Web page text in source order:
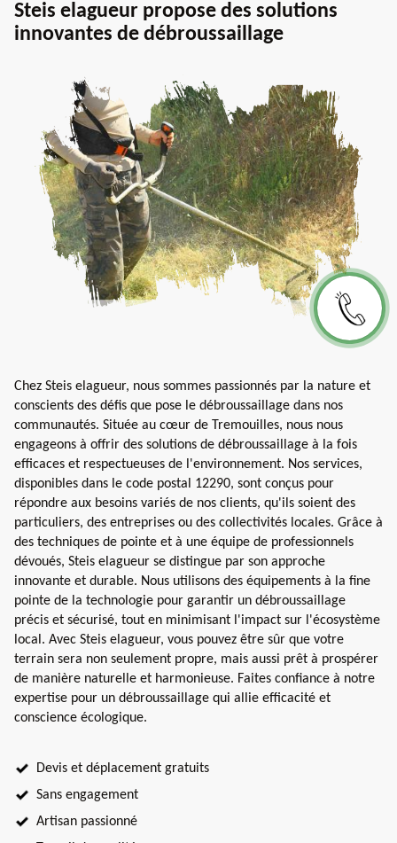
Steis elagueur propose des solutions
innovantes de débroussaillage
Chez Steis elagueur, nous sommes passionnés par la nature et
conscients des défis que pose le débroussaillage dans nos
communautés. Située au cœur de Tremouilles, nous nous
engageons à offrir des solutions de débroussaillage à la fois
efficaces et respectueuses de l'environnement. Nos services,
disponibles dans le code postal 12290, sont conçus pour
répondre aux besoins variés de nos clients, qu'ils soient des
particuliers, des entreprises ou des collectivités locales. Grâce à
des techniques de pointe et à une équipe de professionnels
dévoués, Steis elagueur se distingue par son approche
innovante et durable. Nous utilisons des équipements à la fine
pointe de la technologie pour garantir un débroussaillage
précis et sécurisé, tout en minimisant l'impact sur l'écosystème
local. Avec Steis elagueur, vous pouvez être sûr que votre
terrain sera non seulement propre, mais aussi prêt à prospérer
de manière naturelle et harmonieuse. Faites confiance à notre
expertise pour un débroussaillage qui allie efficacité et
conscience écologique.
Devis et déplacement gratuits
Sans engagement
Artisan passionné